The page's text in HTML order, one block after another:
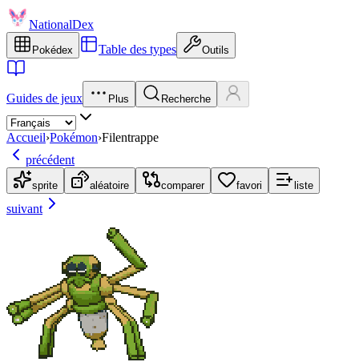
NationalDex
Pokédex Table des types Outils
Guides de jeux Plus Recherche
Accueil›Pokémon›Filentrappe
précédent
sprite aléatoire comparer favori liste
suivant